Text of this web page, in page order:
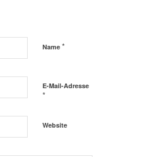
Name *
E-Mail-Adresse
*
Website